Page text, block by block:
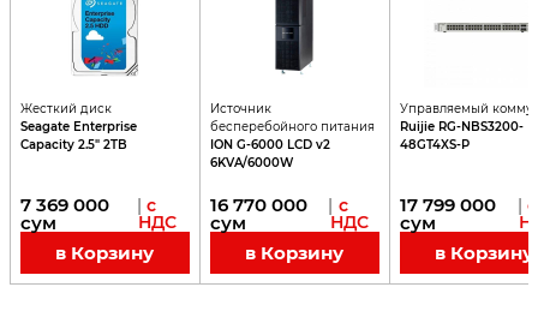
Жесткий диск
Seagate Enterprise
Capacity 2.5" 2TB
7 369 000
сум
| с
НДС
в Корзину
Источник
бесперебойного питания
ION G-6000 LCD v2
6KVA/6000W
16 770 000
сум
| с
НДС
в Корзину
Управляемый
Ruijie RG-NBS3200-
48GT4XS-P
17 799 000
сум
| с
в Корзину